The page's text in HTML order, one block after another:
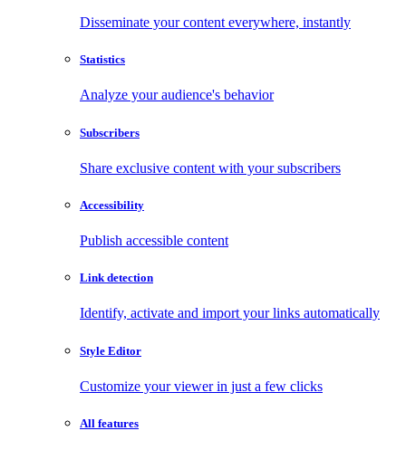
Disseminate your content everywhere, instantly
Statistics
Analyze your audience's behavior
Subscribers
Share exclusive content with your subscribers
Accessibility
Publish accessible content
Link detection
Identify, activate and import your links automatically
Style Editor
Customize your viewer in just a few clicks
All features